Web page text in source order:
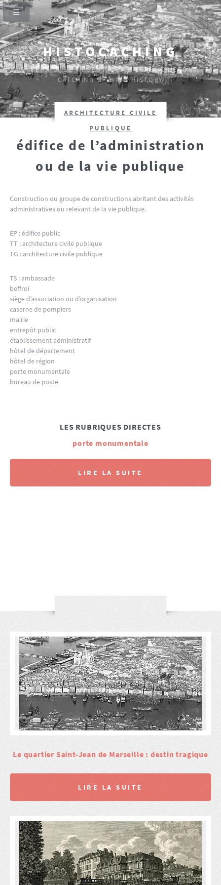
HISTOCACHING
SI CEUX-CI SE TAISENT, LES PIERRES CRIERONT.
CATCHING UP WITH HISTORY
ARCHITECTURE CIVILE
PUBLIQUE
édifice de l’administration
ou de la vie publique
Construction ou groupe de constructions abritant des activités
administratives ou relevant de la vie publique.
EP : édifice public
TT : architecture civile publique
TG : architecture civile publique
TS : ambassade
beffroi
siège d’association ou d’organisation
caserne de pompiers
mairie
entrepôt public
établissement administratif
hôtel de département
hôtel de région
porte monumentale
bureau de poste
LES RUBRIQUES DIRECTES
porte monumentale
LIRE LA SUITE
Le quartier Saint-Jean de Marseille : destin tragique
LIRE LA SUITE